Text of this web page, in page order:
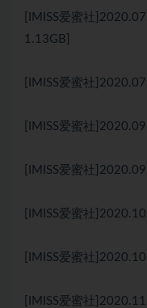
[IMISS爱蜜社
1.13GB]
[IMISS爱蜜社
[IMISS爱蜜社
[IMISS爱蜜社
[IMISS爱蜜社
[IMISS爱蜜社
[IMISS爱蜜社